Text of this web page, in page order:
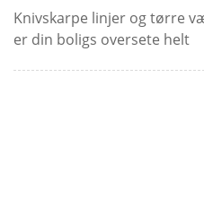
Knivskarpe linjer og tørre
er din boligs oversete helt